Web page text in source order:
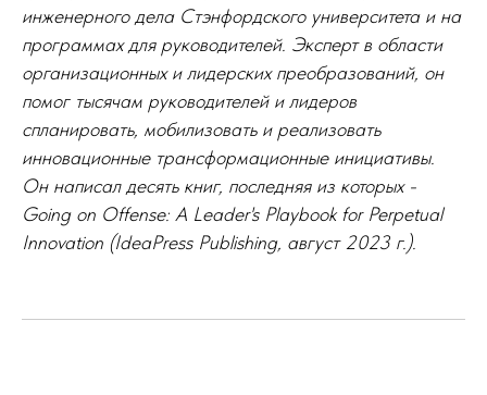
инженерного дела Стэнфордского университета и на
программах для руководителей. Эксперт в области
организационных и лидерских преобразований, он
помог тысячам руководителей и лидеров
спланировать, мобилизовать и реализовать
инновационные трансформационные инициативы.
Он написал десять книг, последняя из которых -
Going on Offense: A Leader's Playbook for Perpetual
Innovation (IdeaPress Publishing, август 2023 г.).
Профилирование
Тренинги и развивающие программы
Индивидуальный коучинг
Стратегические сессии
Командные сессии